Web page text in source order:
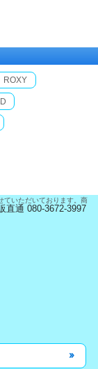
ROXY
ていただいております。商
直通 080-3672-3997